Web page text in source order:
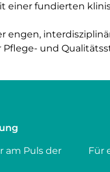
einer fundierten
und
am Puls der
Für